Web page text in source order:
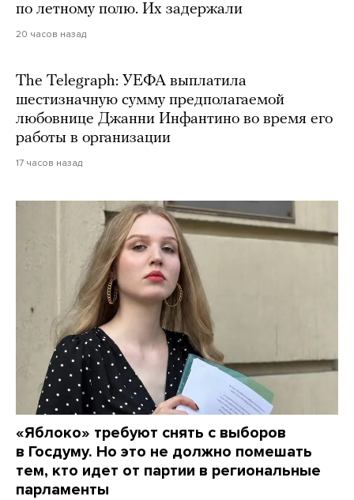
по летному полю. Их задержали
20 часов назад
The Telegraph: УЕФА выплатила
шестизначную сумму предполагаемой
любовнице Джанни Инфантино во время его
работы в организации
17 часов назад
«Яблоко» требуют снять с выборов
в Госдуму. Но это не должно помешать
тем, кто идет от партии в региональные
парламенты